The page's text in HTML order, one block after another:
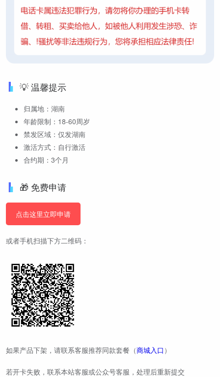
💡 温馨提示
归属地：湖南
年龄限制：18-60周岁
禁发区域：仅发湖南
激活方式：自行激活
合约期：3个月
🎁 免费申请
点击这里立即申请
或者手机扫描下方二维码：
如果产品下架，请联系客服推荐同款套餐（商城入口 ）
若开卡失败，联系本站客服或公众号客服，处理后重新提交